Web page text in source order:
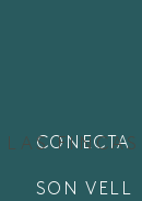
LAS FINCAS
CONECTA
SON VELL